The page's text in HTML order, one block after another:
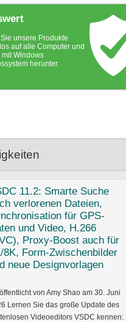
unsere Produkte
auf alle Computer und
mit Windows
herunter.
11.2: Smarte Suche
verlorenen Dateien,
für GPS-
und Video, H.266
Proxy-Boost auch für
8K, Form-Zwischenbilder
neue Designvorlagen
von Amy Shao am 30. Juni
Lernen Sie das große Update des
Videoeditors VSDC kennen: